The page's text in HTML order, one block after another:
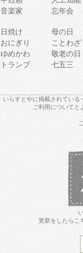
音楽家 忘年会
日焼け 母の日
おにぎり ことわざ
ゆめかわ 敬老の日
トランプ 七五三
いらすとやに掲載されている
ご利用について と
更新をしたらこ